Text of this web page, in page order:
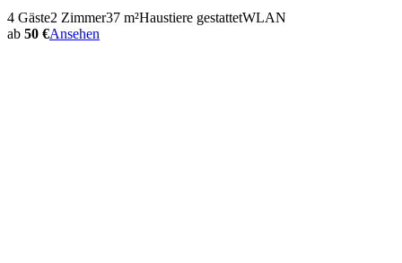
4 Gäste2 Zimmer37 m²Haustiere gestattetWLAN
ab 50 €Ansehen